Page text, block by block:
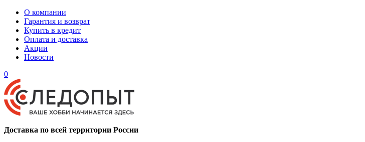
О компании
Гарантия и возврат
Купить в кредит
Оплата и доставка
Акции
Новости
0
Доставка по всей территории России